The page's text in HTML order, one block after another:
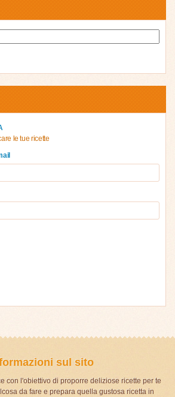
le tue ricette
sul sito
con l'obiettivo di proporre deliziose ricette per te
da fare e prepara quella gustosa ricetta in